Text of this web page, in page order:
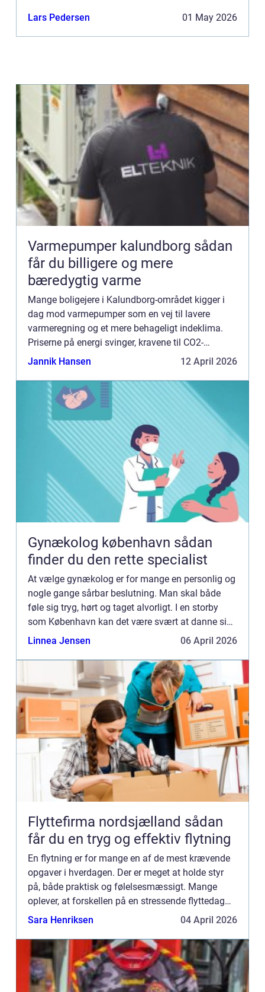
kan mærkes hele vej...
Lars Pedersen 01 May 2026
Varmepumper kalundborg sådan
får du billigere og mere
bæredygtig varme
Mange boligejere i Kalundborg-området kigger i
dag mod varmepumper som en vej til lavere
varmeregning og et mere behageligt indeklima.
Priserne på energi svinger, kravene til CO2-
reduktion stiger, og gamle elradiatorer, olie- og
Jannik Hansen 12 April 2026
Gynækolog københavn sådan
finder du den rette specialist
At vælge gynækolog er for mange en personlig og
nogle gange sårbar beslutning. Man skal både
føle sig tryg, hørt og taget alvorligt. I en storby
som København kan det være svært at danne sig
overblik over de mange muligheder, uanset om der
Linnea Jensen 06 April 2026
Flyttefirma nordsjælland sådan
får du en tryg og effektiv flytning
En flytning er for mange en af de mest krævende
opgaver i hverdagen. Der er meget at holde styr
på, både praktisk og følelsesmæssigt. Mange
oplever, at forskellen på en stressende flyttedag
og en rolig proces ofte handler om valget af
Sara Henriksen 04 April 2026